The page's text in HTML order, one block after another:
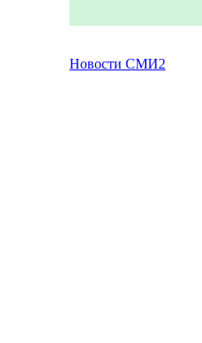
Новости СМИ2